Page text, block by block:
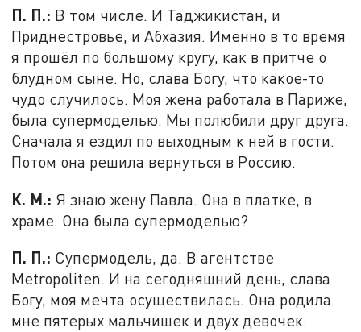
П. П.: В том числе. И Таджикистан, и
Приднестровье, и Абхазия. Именно в то время
я прошёл по большому кругу, как в притче о
блудном сыне. Но, слава Богу, что какое-то
чудо случилось. Моя жена работала в Париже,
была супермоделью. Мы полюбили друг друга.
Сначала я ездил по выходным к ней в гости.
Потом она решила вернуться в Россию.
К. М.: Я знаю жену Павла. Она в платке, в
храме. Она была супермоделью?
П. П.: Супермодель, да. В агентстве
Metropoliten. И на сегодняшний день, слава
Богу, моя мечта осуществилась. Она родила
мне пятерых мальчишек и двух девочек.